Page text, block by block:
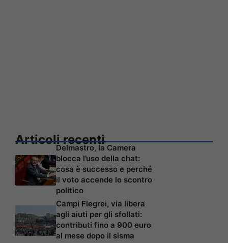
Articoli recenti
Delmastro, la Camera
blocca l’uso della chat:
cosa è successo e perché
il voto accende lo scontro
politico
Campi Flegrei, via libera
agli aiuti per gli sfollati:
contributi fino a 900 euro
al mese dopo il sisma